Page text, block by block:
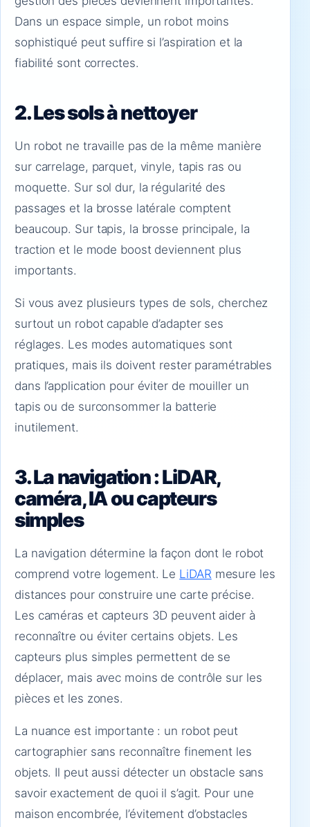
Dans un espace simple, un robot moins
sophistiqué peut suffire si l’aspiration et la
fiabilité sont correctes.
2. Les sols à nettoyer
Un robot ne travaille pas de la même manière
sur carrelage, parquet, vinyle, tapis ras ou
moquette. Sur sol dur, la régularité des
passages et la brosse latérale comptent
beaucoup. Sur tapis, la brosse principale, la
traction et le mode boost deviennent plus
importants.
Si vous avez plusieurs types de sols, cherchez
surtout un robot capable d’adapter ses
réglages. Les modes automatiques sont
pratiques, mais ils doivent rester paramétrables
dans l’application pour éviter de mouiller un
tapis ou de surconsommer la batterie
inutilement.
3. La navigation : LiDAR,
caméra, IA ou capteurs
simples
La navigation détermine la façon dont le robot
comprend votre logement. Le LiDAR mesure les
distances pour construire une carte précise.
Les caméras et capteurs 3D peuvent aider à
reconnaître ou éviter certains objets. Les
capteurs plus simples permettent de se
déplacer, mais avec moins de contrôle sur les
pièces et les zones.
La nuance est importante : un robot peut
cartographier sans reconnaître finement les
objets. Il peut aussi détecter un obstacle sans
savoir exactement de quoi il s’agit. Pour une
maison encombrée, l’évitement d’obstacles